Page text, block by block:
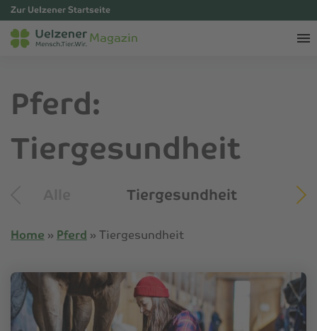
Zur Uelzener Startseite
Magazin
Pferd:
Tiergesundheit
Tiergesundheit
Home » Pferd » Tiergesundheit